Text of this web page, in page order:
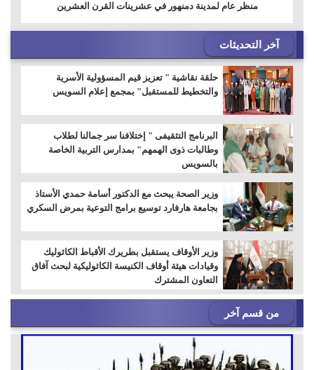
منظر عام لمدينة دمنهور في عشرينات القرن العشرين
آخر التحديثات
حلقة نقاشية " تعزيز قيم المسؤولية الأسرية
والتخطيط للمستقبل" بمجمع إعلام السويس
البرنامج التثقيفى " إختلافنا سر جمالنا لطلاب
وطالبات ذوى الهمهم" بمدارس التربية الخاصة
بالسويس
وزير الصحة يبحث مع الدكتور أسامة حمدي الأستاذ
بجامعة هارفارد توسيع برامج التوعية بمرض السكري
وزير الأوقاف يستقبل بطريرك الأقباط الكاثوليك
وقيادات هيئة أوقاف الكنيسة الكاثوليكية لبحث آفاق
التعاون المشترك
من قسم آخر